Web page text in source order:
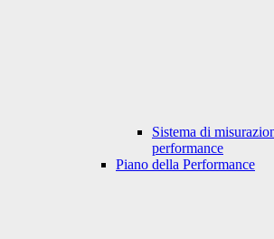
Sistema di
performance
Piano della Performance